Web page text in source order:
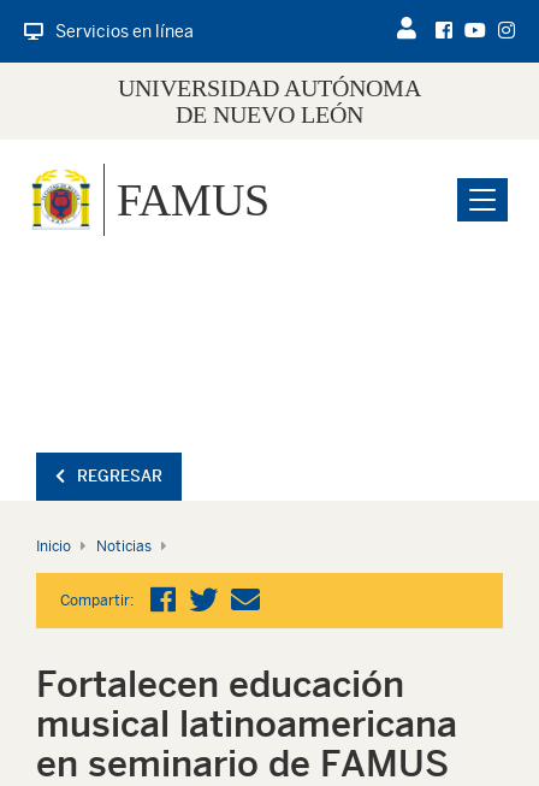
Servicios en línea
UNIVERSIDAD AUTÓNOMA
DE NUEVO LEÓN
Menu
FAMUS
REGRESAR
Inicio Noticias
Compartir:
Fortalecen educación
musical latinoamericana
en seminario de FAMUS